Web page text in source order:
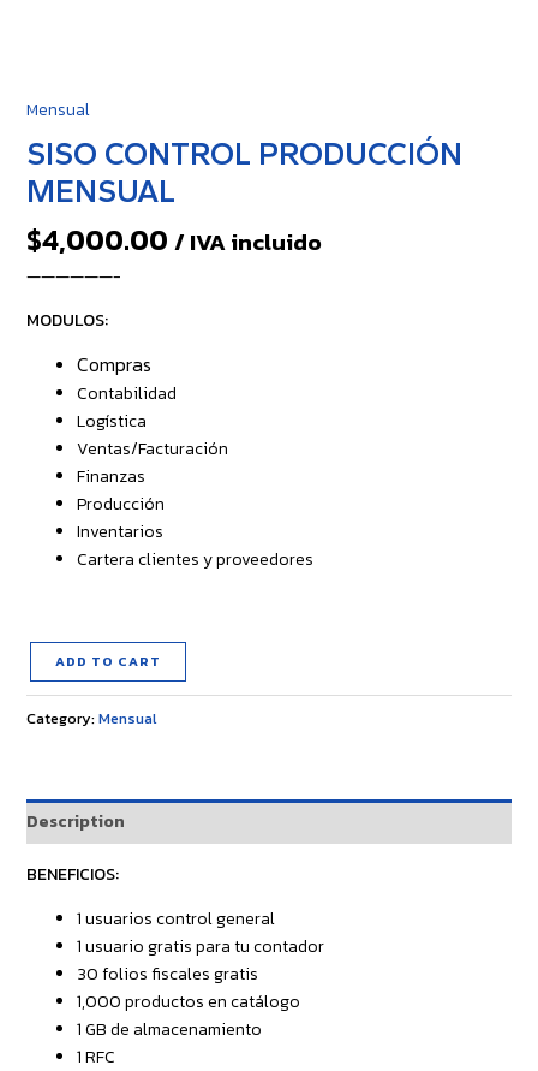
Mensual
SISO CONTROL PRODUCCIÓN
MENSUAL
$4,000.00 / IVA incluido
——————-
MODULOS:
Compras
Contabilidad
Logística
Ventas/Facturación
Finanzas
Producción
Inventarios
Cartera clientes y proveedores
ADD TO CART
Category:Mensual
Description
BENEFICIOS:
1 usuarios control general
1 usuario gratis para tu contador
30 folios fiscales gratis
1,000 productos en catálogo
1 GB de almacenamiento
1 RFC